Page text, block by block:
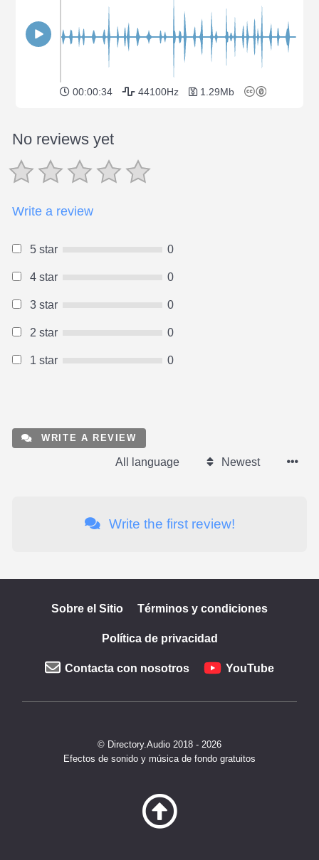
00:00:34 44100Hz 1.29Mb
No reviews yet
Write a review
5 star 0
4 star 0
3 star 0
2 star 0
1 star 0
WRITE A REVIEW
All language Newest
Write the first review!
Sobre el Sitio Términos y condiciones
Política de privacidad
Contacta con nosotros YouTube
© Directory.Audio 2018 - 2026
Efectos de sonido y música de fondo gratuitos